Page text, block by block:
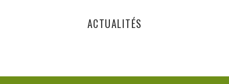
ACTUALITÉS